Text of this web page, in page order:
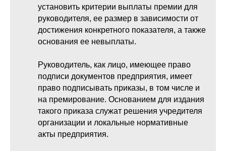
установить критерии выплаты премии для
руководителя, ее размер в зависимости от
достижения конкретного показателя, а также
основания ее невыплаты.
Руководитель, как лицо, имеющее право
подписи документов предприятия, имеет
право подписывать приказы, в том числе и
на премирование. Основанием для издания
такого приказа служат решения учредителя
организации и локальные нормативные
акты предприятия.